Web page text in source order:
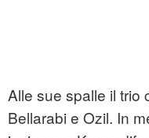
Alle sue spalle il trio
Bellarabi e Ozil. In